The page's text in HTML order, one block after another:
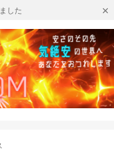
した